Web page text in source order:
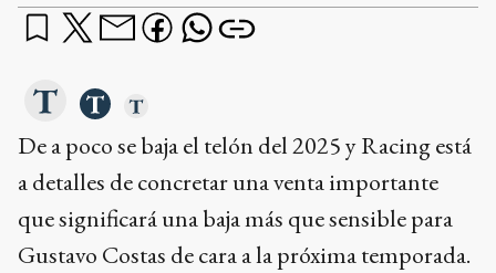
De a poco se baja el telón del 2025 y Racing está
a detalles de concretar una venta importante
que significará una baja más que sensible para
Gustavo Costas de cara a la próxima temporada.